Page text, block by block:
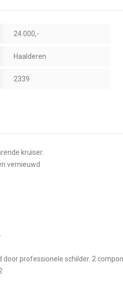
24.000,-
Haalderen
2339
kruiser.
vernieuwd
door professionele schilder. 2